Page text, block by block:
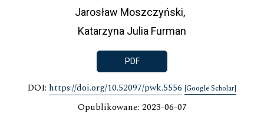
Jarosław Moszczyński
Katarzyna Julia Furman
PDF
DOI: https://doi.org/10.52097/pwk.5556 [Google Scholar]
Opublikowane: 2023-06-07